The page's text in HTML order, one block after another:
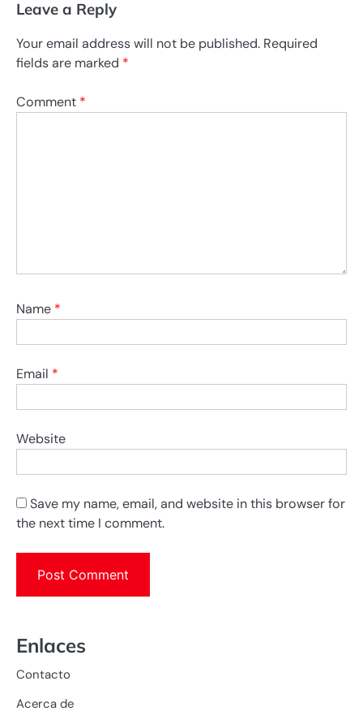
Leave a Reply
Your email address will not be published. Required
fields are marked *
Comment *
Name *
Email *
Website
Save my name, email, and website in this browser for
the next time I comment.
Enlaces
Contacto
Acerca de